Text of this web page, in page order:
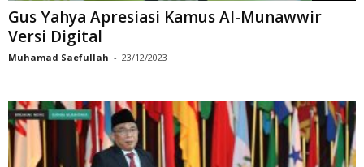
Gus Yahya Apresiasi Kamus Al-Munawwir
Versi Digital
Muhamad Saefullah - 23/12/2023